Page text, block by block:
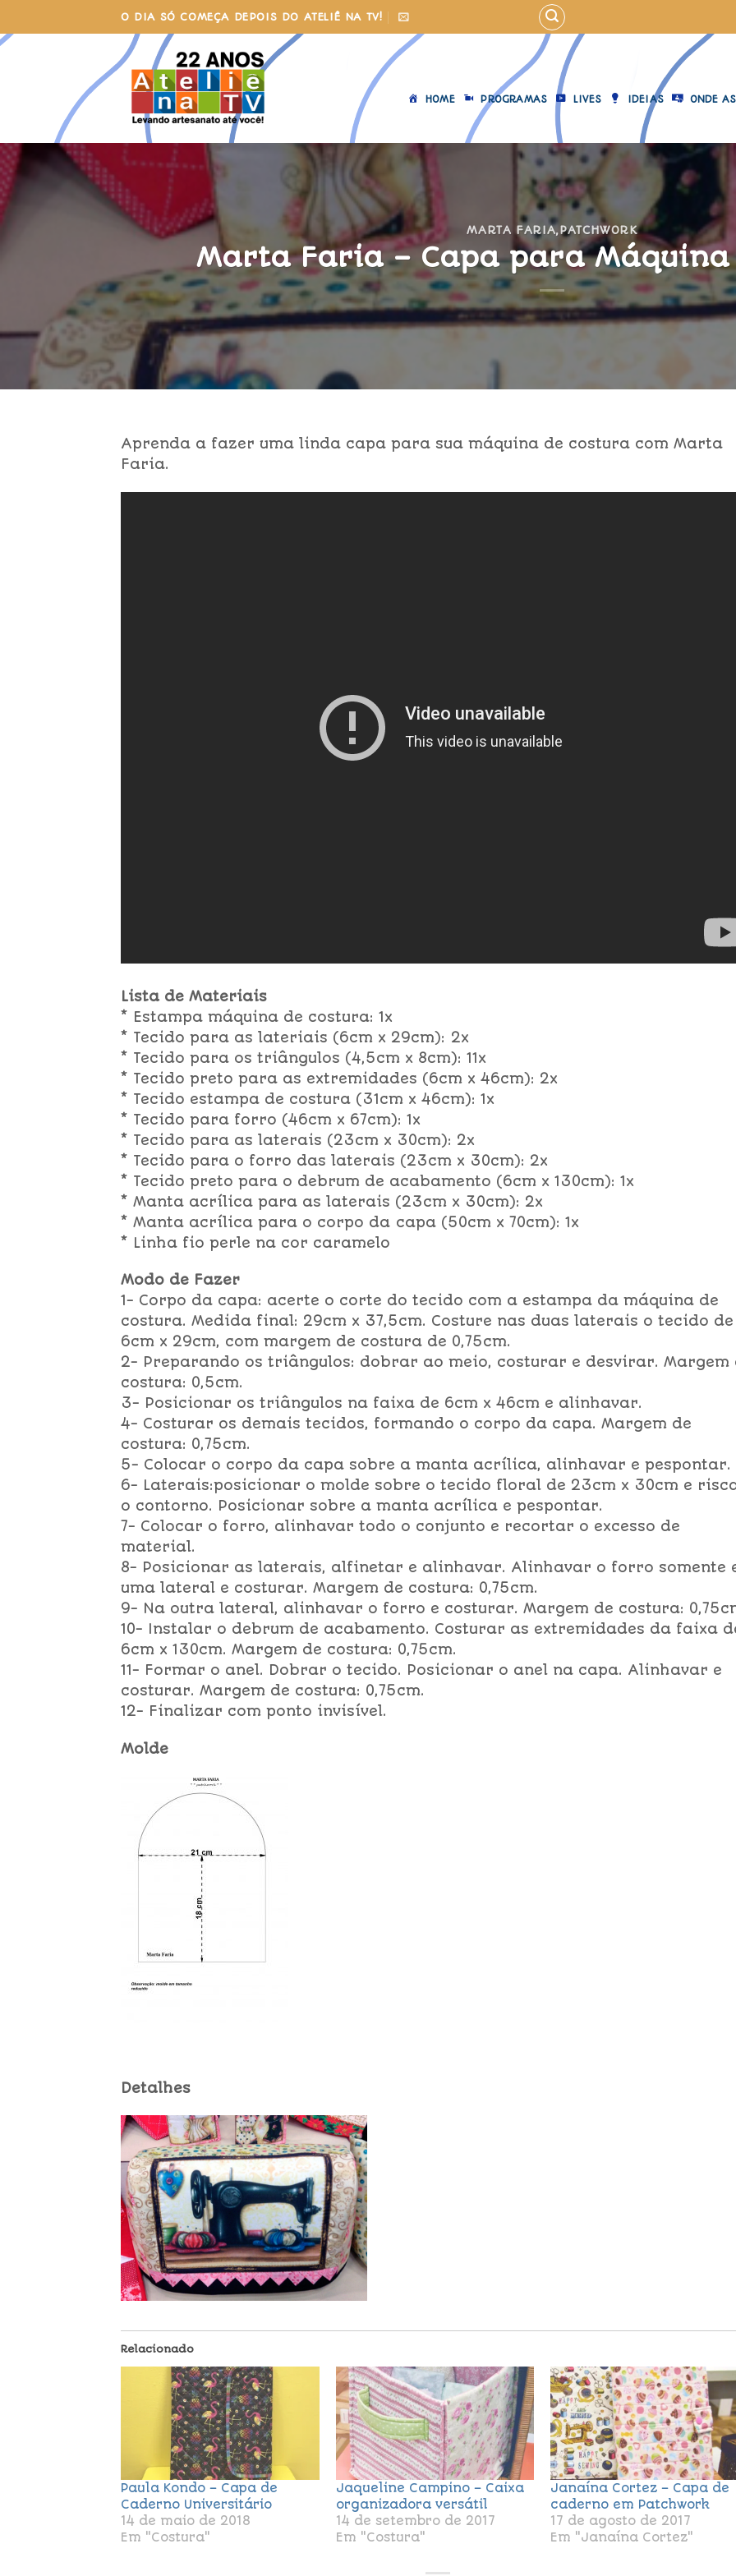
to
content
O DIA SÓ COMEÇA DEPOIS DO ATELIÊ NA TV!
HOME PROGRAMAS LIVES IDEIAS ONDE
MARTA FARIA,PATCHWORK
Marta Faria – Capa para Máquina
Aprenda a fazer uma linda capa para sua máquina de costura com Marta
Faria.
Lista de Materiais
* Estampa máquina de costura: 1x
* Tecido para as lateriais (6cm x 29cm): 2x
* Tecido para os triângulos (4,5cm x 8cm): 11x
* Tecido preto para as extremidades (6cm x 46cm): 2x
* Tecido estampa de costura (31cm x 46cm): 1x
* Tecido para forro (46cm x 67cm): 1x
* Tecido para as laterais (23cm x 30cm): 2x
* Tecido para o forro das laterais (23cm x 30cm): 2x
* Tecido preto para o debrum de acabamento (6cm x 130cm): 1x
* Manta acrílica para as laterais (23cm x 30cm): 2x
* Manta acrílica para o corpo da capa (50cm x 70cm): 1x
* Linha fio perle na cor caramelo
Modo de Fazer
1- Corpo da capa: acerte o corte do tecido com a estampa da máquina de
costura. Medida final: 29cm x 37,5cm. Costure nas duas laterais o tecido de
6cm x 29cm, com margem de costura de 0,75cm.
2- Preparando os triângulos: dobrar ao meio, costurar e desvirar. Margem
costura: 0,5cm.
3- Posicionar os triângulos na faixa de 6cm x 46cm e alinhavar.
4- Costurar os demais tecidos, formando o corpo da capa. Margem de
costura: 0,75cm.
5- Colocar o corpo da capa sobre a manta acrílica, alinhavar e pespontar.
6- Laterais:posicionar o molde sobre o tecido floral de 23cm x 30cm e
o contorno. Posicionar sobre a manta acrílica e pespontar.
7- Colocar o forro, alinhavar todo o conjunto e recortar o excesso de
material.
8- Posicionar as laterais, alfinetar e alinhavar. Alinhavar o forro somente
uma lateral e costurar. Margem de costura: 0,75cm.
9- Na outra lateral, alinhavar o forro e costurar. Margem de costura:
10- Instalar o debrum de acabamento. Costurar as extremidades da faixa
6cm x 130cm. Margem de costura: 0,75cm.
11- Formar o anel. Dobrar o tecido. Posicionar o anel na capa. Alinhavar e
costurar. Margem de costura: 0,75cm.
12- Finalizar com ponto invisível.
Molde
Detalhes
Relacionado
Paula Kondo – Capa de
Caderno Universitário
14 de maio de 2018
Em "Costura"
Jaqueline Campino – Caixa
organizadora versátil
14 de setembro de 2017
Em "Costura"
Janaína Cortez – Capa de
caderno em Patchwork
17 de agosto de 2017
Em "Janaína Cortez"